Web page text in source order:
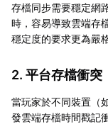
存檔同步需要穩定網
時，容易導致雲端存
穩定度的要求更為嚴格
2. 平台存檔衝突
當玩家於不同裝置（
發雲端存檔時間戳記